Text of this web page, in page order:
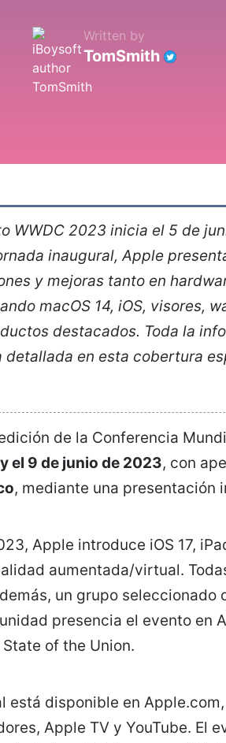
Written by
TomSmith
WWDC 2023 inicia el 5 de
inaugural, Apple
y mejoras tanto en
macOS 14, iOS, visores,
destacados. Toda la
detallada en esta cobertura
de la Conferencia
el 9 de junio de 2023, con
, mediante una presentación
Apple introduce iOS 17,
aumentada/virtual.
un grupo seleccionado
presencia el evento en
of the Union.
está disponible en
Apple TV y YouTube. El